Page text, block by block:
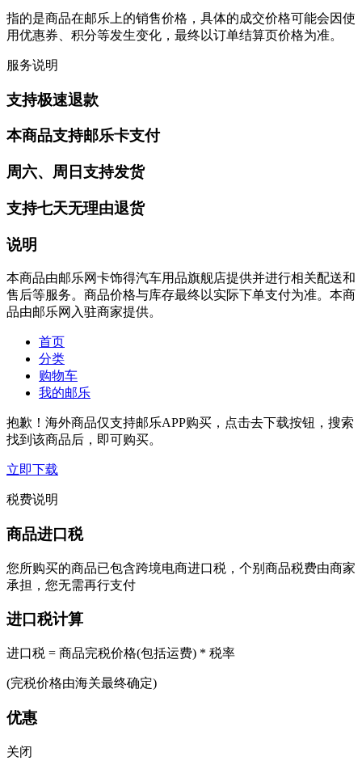
指的是商品在邮乐上的销售价格，具体的成交价格可能会因使
用优惠券、积分等发生变化，最终以订单结算页价格为准。
服务说明
支持极速退款
本商品支持邮乐卡支付
周六、周日支持发货
支持七天无理由退货
说明
本商品由邮乐网卡饰得汽车用品旗舰店提供并进行相关配送和
售后等服务。商品价格与库存最终以实际下单支付为准。本商
品由邮乐网入驻商家提供。
首页
分类
购物车
我的邮乐
抱歉！海外商品仅支持邮乐APP购买，点击去下载按钮，搜索
找到该商品后，即可购买。
立即下载
税费说明
商品进口税
您所购买的商品已包含跨境电商进口税，个别商品税费由商家
承担，您无需再行支付
进口税计算
进口税 = 商品完税价格(包括运费) * 税率
(完税价格由海关最终确定)
优惠
关闭